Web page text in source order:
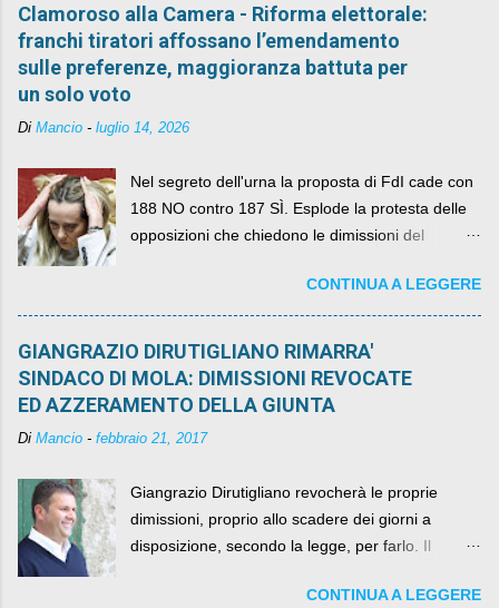
Clamoroso alla Camera - Riforma elettorale:
franchi tiratori affossano l’emendamento
sulle preferenze, maggioranza battuta per
un solo voto
Di Mancio - luglio 14, 2026
Nel segreto dell'urna la proposta di FdI cade con
188 NO contro 187 SÌ. Esplode la protesta delle
opposizioni che chiedono le dimissioni del
CONTINUA A LEGGERE
GIANGRAZIO DIRUTIGLIANO RIMARRA'
SINDACO DI MOLA: DIMISSIONI REVOCATE
ED AZZERAMENTO DELLA GIUNTA
Di Mancio - febbraio 21, 2017
Giangrazio Dirutigliano revocherà le proprie
dimissioni, proprio allo scadere dei giorni a
disposizione, secondo la legge, per farlo. Il
quelli che si auspicavano il contrario.CONTINUA A LEGGERE